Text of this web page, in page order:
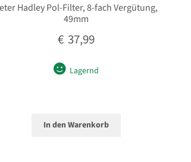
Hadley Pol-Filter, 8-fach Vergütung,
49mm
€ 37,99
Lagernd
In den Warenkorb